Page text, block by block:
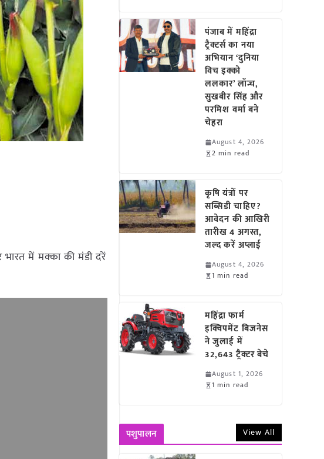
में मक्का की मंडी दरें
पंजाब में महिंद्रा
ट्रैक्टर्स का नया
अभियान ‘दुनिया
विच इक्को
ललकार’ लॉन्च,
सुखबीर सिंह और
परमिश वर्मा बने
चेहरा
August 4, 2026
2 min read
कृषि यंत्रों पर
सब्सिडी चाहिए?
आवेदन की आखिरी
तारीख 4 अगस्त,
जल्द करें अप्लाई
August 4, 2026
1 min read
महिंद्रा फार्म
इक्विपमेंट बिजनेस
ने जुलाई में
32,643 ट्रैक्टर बेचे
August 1, 2026
1 min read
पशुपालन View All